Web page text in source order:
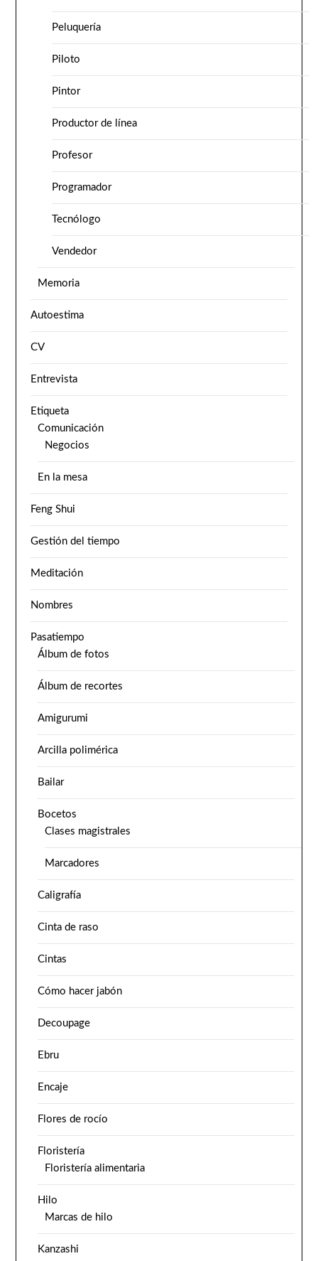
Peluquería
Piloto
Pintor
Productor de línea
Profesor
Programador
Tecnólogo
Vendedor
Memoria
Autoestima
CV
Entrevista
Etiqueta
Comunicación
Negocios
En la mesa
Feng Shui
Gestión del tiempo
Meditación
Nombres
Pasatiempo
Álbum de fotos
Álbum de recortes
Amigurumi
Arcilla polimérica
Bailar
Bocetos
Clases magistrales
Marcadores
Caligrafía
Cinta de raso
Cintas
Cómo hacer jabón
Decoupage
Ebru
Encaje
Flores de rocío
Floristería
Floristería alimentaria
Hilo
Marcas de hilo
Kanzashi